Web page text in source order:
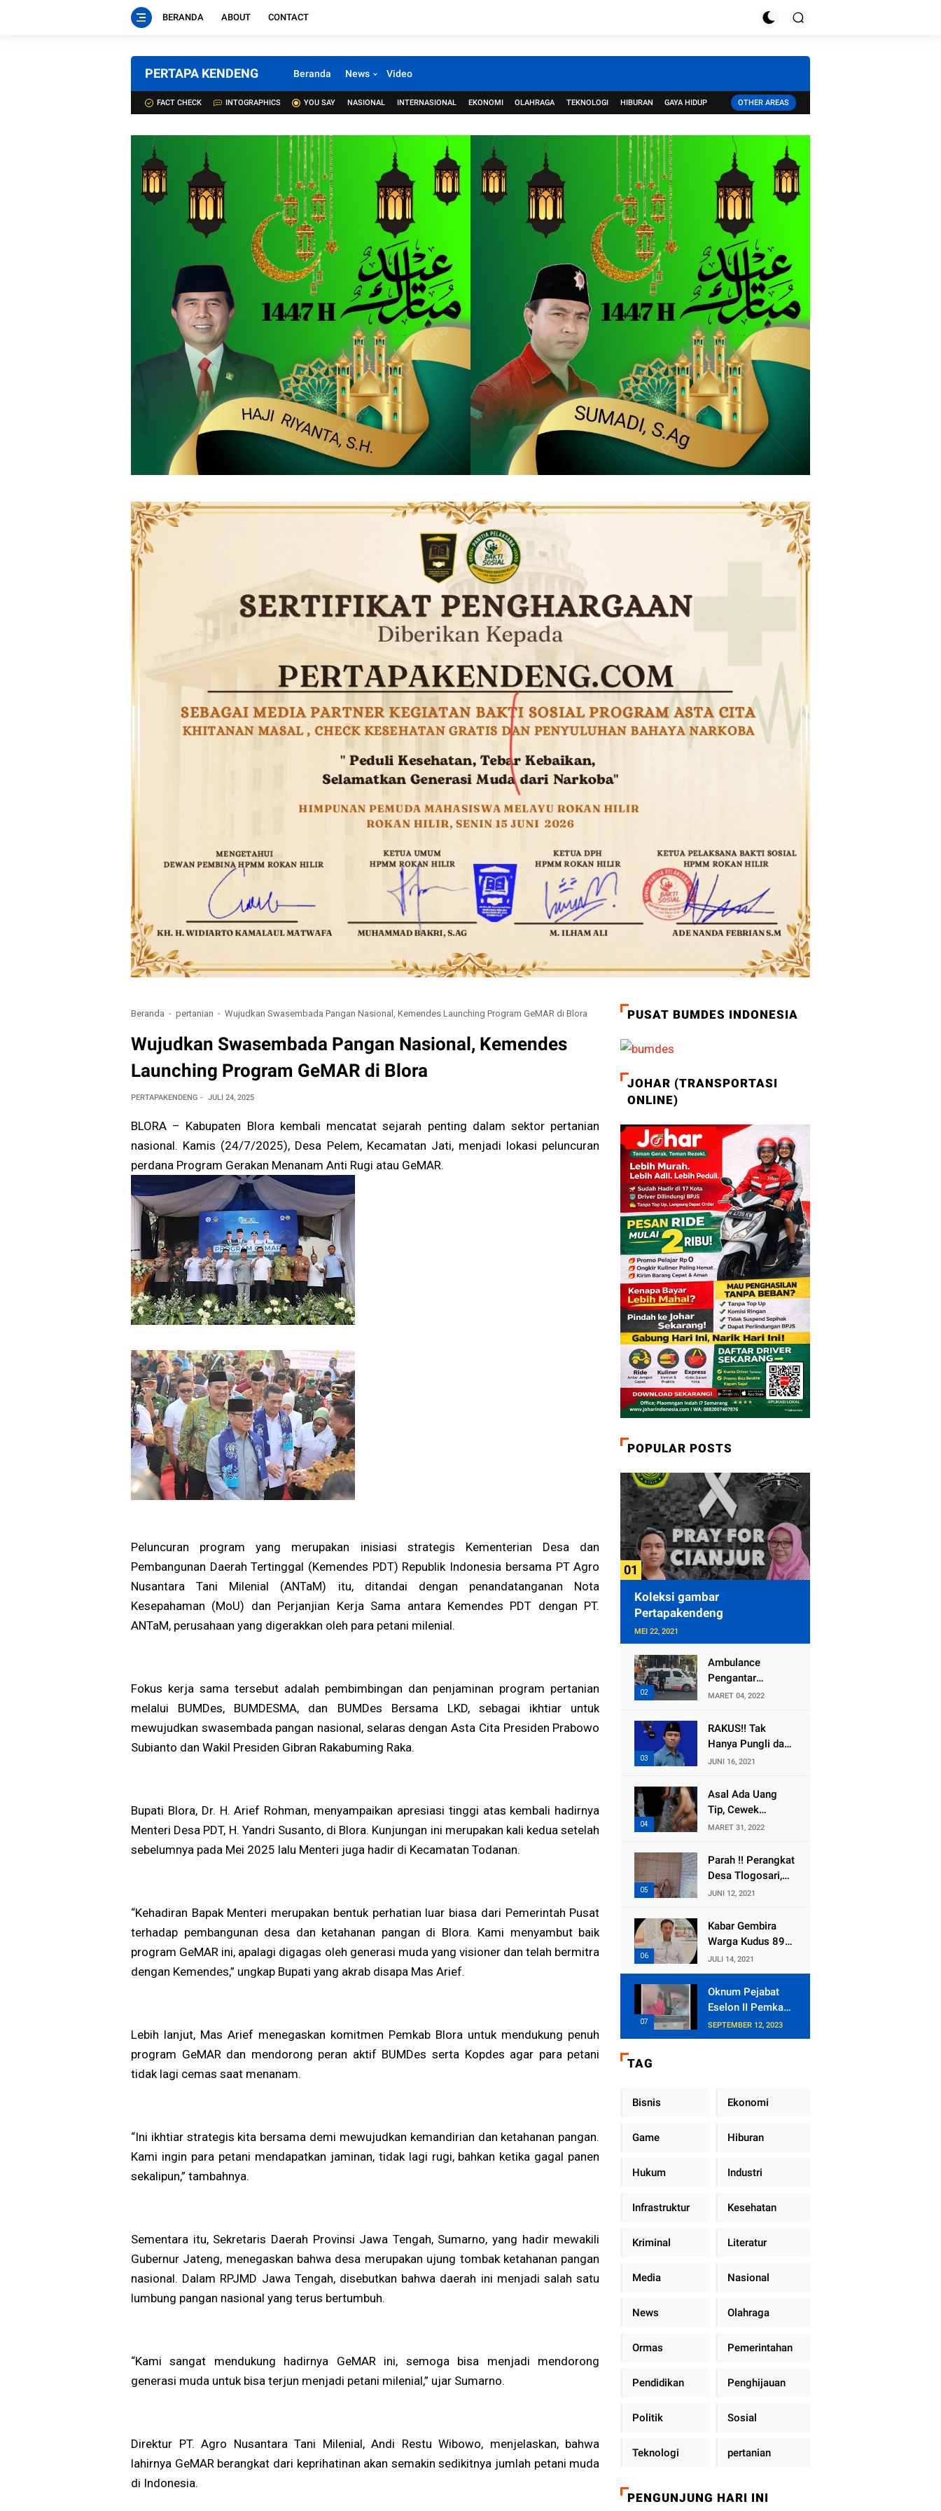
BERANDA ABOUT CONTACT
PERTAPA KENDENG Beranda News Video
FACT CHECK INTOGRAPHICS YOU SAY NASIONAL INTERNASIONAL EKONOMI OLAHRAGA TEKNOLOGI HIBURAN GAYA HIDUP OTHER AREAS
Beranda pertanian Wujudkan Swasembada Pangan Nasional, Kemendes Launching Program GeMAR di Blora
Wujudkan Swasembada Pangan Nasional, Kemendes
Launching Program GeMAR di Blora
PERTAPAKENDENG JULI 24, 2025
BLORA – Kabupaten Blora kembali mencatat sejarah penting dalam sektor pertanian
nasional. Kamis (24/7/2025), Desa Pelem, Kecamatan Jati, menjadi lokasi peluncuran
perdana Program Gerakan Menanam Anti Rugi atau GeMAR.
Peluncuran program yang merupakan inisiasi strategis Kementerian Desa dan
Pembangunan Daerah Tertinggal (Kemendes PDT) Republik Indonesia bersama PT Agro
Nusantara Tani Milenial (ANTaM) itu, ditandai dengan penandatanganan Nota
Kesepahaman (MoU) dan Perjanjian Kerja Sama antara Kemendes PDT dengan PT.
ANTaM, perusahaan yang digerakkan oleh para petani milenial.
Fokus kerja sama tersebut adalah pembimbingan dan penjaminan program pertanian
melalui BUMDes, BUMDESMA, dan BUMDes Bersama LKD, sebagai ikhtiar untuk
mewujudkan swasembada pangan nasional, selaras dengan Asta Cita Presiden Prabowo
Subianto dan Wakil Presiden Gibran Rakabuming Raka.
Bupati Blora, Dr. H. Arief Rohman, menyampaikan apresiasi tinggi atas kembali hadirnya
Menteri Desa PDT, H. Yandri Susanto, di Blora. Kunjungan ini merupakan kali kedua setelah
sebelumnya pada Mei 2025 lalu Menteri juga hadir di Kecamatan Todanan.
“Kehadiran Bapak Menteri merupakan bentuk perhatian luar biasa dari Pemerintah Pusat
terhadap pembangunan desa dan ketahanan pangan di Blora. Kami menyambut baik
program GeMAR ini, apalagi digagas oleh generasi muda yang visioner dan telah bermitra
dengan Kemendes,” ungkap Bupati yang akrab disapa Mas Arief.
Lebih lanjut, Mas Arief menegaskan komitmen Pemkab Blora untuk mendukung penuh
program GeMAR dan mendorong peran aktif BUMDes serta Kopdes agar para petani
tidak lagi cemas saat menanam.
“Ini ikhtiar strategis kita bersama demi mewujudkan kemandirian dan ketahanan pangan.
Kami ingin para petani mendapatkan jaminan, tidak lagi rugi, bahkan ketika gagal panen
sekalipun,” tambahnya.
Sementara itu, Sekretaris Daerah Provinsi Jawa Tengah, Sumarno, yang hadir mewakili
Gubernur Jateng, menegaskan bahwa desa merupakan ujung tombak ketahanan pangan
nasional. Dalam RPJMD Jawa Tengah, disebutkan bahwa daerah ini menjadi salah satu
lumbung pangan nasional yang terus bertumbuh.
“Kami sangat mendukung hadirnya GeMAR ini, semoga bisa menjadi mendorong
generasi muda untuk bisa terjun menjadi petani milenial,” ujar Sumarno.
Direktur PT. Agro Nusantara Tani Milenial, Andi Restu Wibowo, menjelaskan, bahwa
lahirnya GeMAR berangkat dari keprihatinan akan semakin sedikitnya jumlah petani muda
di Indonesia.
PUSAT BUMDES INDONESIA
JOHAR (TRANSPORTASI
ONLINE)
POPULAR POSTS
Koleksi gambar
Pertapakendeng
MEI 22, 2021
Ambulance
Pengantar
Jenazah Kepala
Mengalami
Kecelakaan
MARET 04, 2022
RAKUS!! Tak
Hanya Pungli dan
Dana Bedah
Diembat, ,
Perangkat Desa
Selewengkan
Bantuan Mushola
JUNI 16, 2021
Asal Ada Uang
Tip, Cewek
Pemandu Karaoke
Bersedia Bugil
MARET 31, 2022
Parah !! Perangkat
Desa Tlogosari,
Kecamatan
Embat Dana Bedah
Rumah dari
JUNI 12, 2021
Kabar Gembira
Warga Kudus 89
Persen RT di
Kudus Zona Hijau
JULI 14, 2021
Oknum Pejabat
Eselon II Pemkab
Lampung Utara
Asik Ngobrol
Dinas
SEPTEMBER 12, 2023
TAG
Bisnis Ekonomi
Game Hiburan
Hukum Industri
Infrastruktur Kesehatan
Kriminal Literatur
Media Nasional
News Olahraga
Ormas Pemerintahan
Pendidikan Penghijauan
Politik Sosial
Teknologi pertanian
PENGUNJUNG HARI INI